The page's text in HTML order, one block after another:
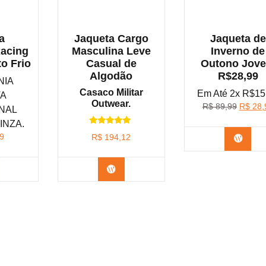
Frio
na Shopee
Jaqueta Cargo
Masculina Leve
Casual de
Algodão
Casaco Militar
Outwear.
5.00
R$ 194,12
Confira na Amazon
Jaqueta de
Inverno de
Outono
R$28,99
Em Até 2x
R$89,99 O
original
era:
R$
R$